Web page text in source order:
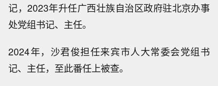
记，2023年升任广西壮族自治区政府驻北京办事
处党组书记、主任。
2024年，沙君俊担任来宾市人大常委会党组书
记、主任，至此番任上被查。